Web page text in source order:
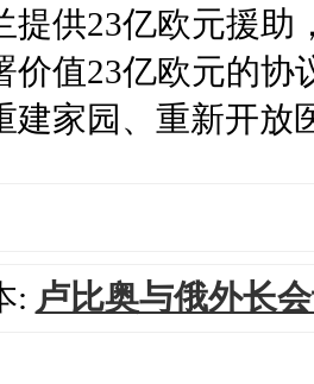
提供23亿欧元援
价值23亿欧元的协
建家园、重新开放
: 卢比奥与俄外长